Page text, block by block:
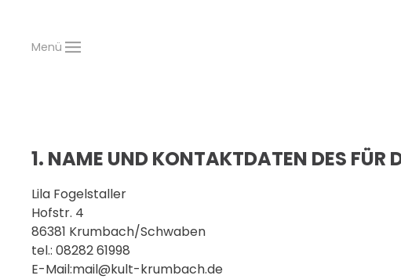
Zum Hauptinhalt springen
Menü
1. NAME UND KONTAKTDATEN DES FÜR
Lila Fogelstaller
Hofstr. 4
86381 Krumbach/Schwaben
tel.: 08282 61998
E-Mail:mail@kult-krumbach.de